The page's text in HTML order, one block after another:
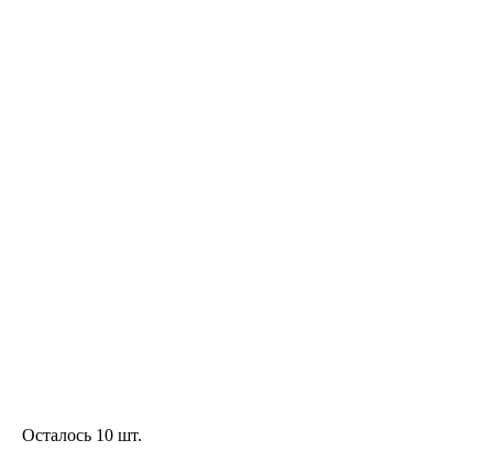
Осталось 10 шт.